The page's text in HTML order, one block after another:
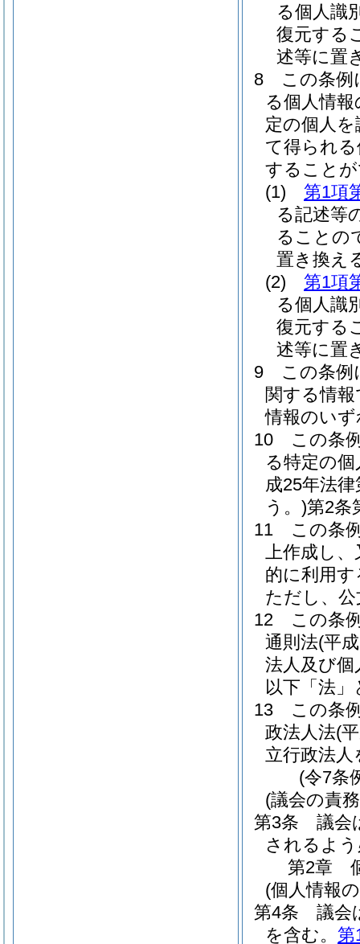
る個人識
復元する
述等に置
8
この条例
る個人情
定の個人
て得られ
すること
(1)
第1項
る記述等
ることの
置き換え
(2)
第1項
る個人識
復元する
述等に置
9
この条例
関する情
情報のい
10
この条
る特定の
成25年法
う。)第2条
11
この条
上作成し
的に利用
ただし、
12
この条
通則法(平
法人及び
以下「法
13
この条
政法人法(
立行政法
(令7条
(議会の責
第3条
議会
されるよ
第2章
(個人情報
第4条
議会
を含む。 第